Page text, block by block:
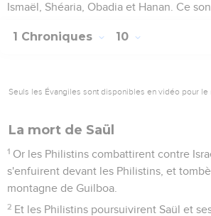
Ismaël, Shéaria, Obadia et Hanan. Ce
1 Chroniques 10
Seuls les Évangiles sont disponibles en vidéo pour le
La mort de Saül
1 Or les Philistins combattirent contre
s'enfuirent devant les Philistins, et
montagne de Guilboa.
2 Et les Philistins poursuivirent Saül et